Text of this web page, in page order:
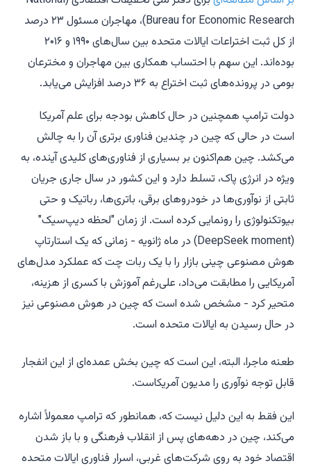
Bureau for Economic Research)، مهاجران مسئول ۲۳ درصد
از کل ثبت اختراعات ایالات متحده بین سال‌های ۱۹۹۰ و ۲۰۱۶
بوده‌اند. این سهم با احتساب همکاری بین مهاجران و مخترعان
بومی در پرونده‌های ثبت اختراع به ۳۶ درصد افزایش می‌یابد.
دولت ترامپ همچنین در حال کاهش بودجه برای علم آمریکا
است در حالی که چین در چندین فناوری برتری آن را به چالش
می‌کشد. چین هم‌اکنون بر بسیاری از فناوری‌های کلیدی آینده، به
ویژه در انرژی پاک، تسلط دارد و این کشور در سال جاری جریان
ثابتی از نوآوری‌ها در خودروهای برقی، باتری‌ها، رباتیک و حتی
بیوتکنولوژی را رونمایی کرده است. از زمان "لحظه دیپ‌سیک"
(DeepSeek moment) در ماه ژانویه - زمانی که یک استارتاپ
هوش مصنوعی چینی بازار را با یک ربات چت که عملکرد مدل‌های
آمریکایی را مطابقت می‌داد، علی‌رغم آموزش با کسری از هزینه،
متحیر کرد - مشخص شده است که چین در هوش مصنوعی نیز
در حال رسیدن به ایالات متحده است.
طعنه ماجرا، البته، این است که چین بخش عمده‌ای از این انفجار
قابل توجه نوآوری را مدیون آمریکاست.
این فقط به این دلیل نیست که، همانطور که ترامپ معمولاً اشاره
می‌کند، چین در دهه‌های پس از انقلاب فرهنگی و با باز شدن
اقتصاد خود به روی شرکت‌های غربی، اسرار فناوری ایالات متحده